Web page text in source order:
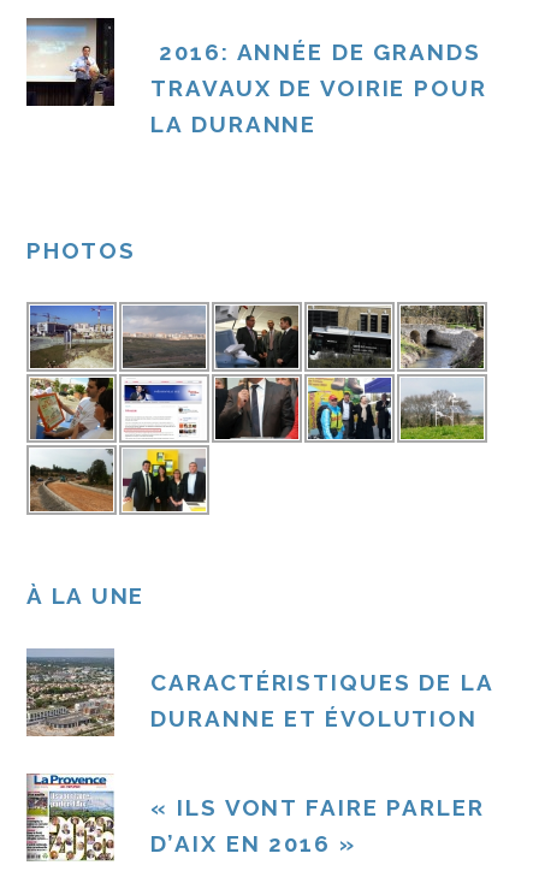
2016: ANNÉE DE GRANDS
TRAVAUX DE VOIRIE POUR
LA DURANNE
PHOTOS
À LA UNE
CARACTÉRISTIQUES DE LA
DURANNE ET ÉVOLUTION
« ILS VONT FAIRE PARLER
D’AIX EN 2016 »